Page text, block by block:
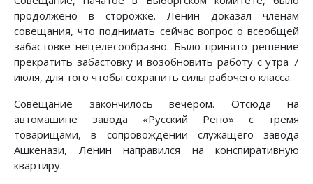
продолжено в сторожке. Ленин доказал членам
совещания, что поднимать сейчас вопрос о всеобщей
забастовке нецелесообразно. Было принято решение
прекратить забастовку и возобновить работу с утра 7
июля, для того чтобы сохранить силы рабочего класса.
Совещание закончилось вечером. Отсюда на
автомашине завода «Русский Рено» с тремя
товарищами, в сопровождении служащего завода
Ашкенази, Ленин направился на конспиративную
квартиру.